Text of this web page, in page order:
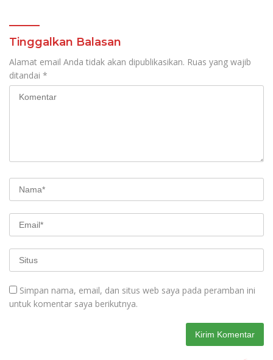
Tinggalkan Balasan
Alamat email Anda tidak akan dipublikasikan. Ruas yang wajib
ditandai *
Simpan nama, email, dan situs web saya pada peramban ini
untuk komentar saya berikutnya.